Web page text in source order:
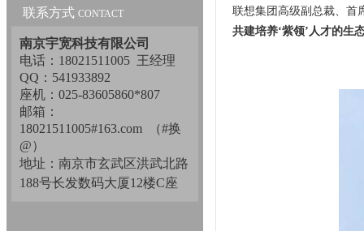
联系方式 CONTACT
南京宇宽科技有限公司
电话：18021511005 王经理
QQ：541933892
座机：025-83605860*807
邮箱：
18021511005#163.com （#换
@）
地址：南京市玄武区洪武北路
188号长发数码大厦12楼C座
联想集团高级副总裁、首
共建培养‘紫领’人才的生